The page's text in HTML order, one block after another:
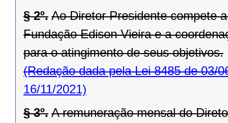
§ 2º. Ao Diretor Presidente compete
Fundação Edison Vieira e a
para o atingimento de seus objetivos.
(Redação dada pela Lei 8485 de 03/
16/11/2021)
§ 3º. A remuneração mensal do